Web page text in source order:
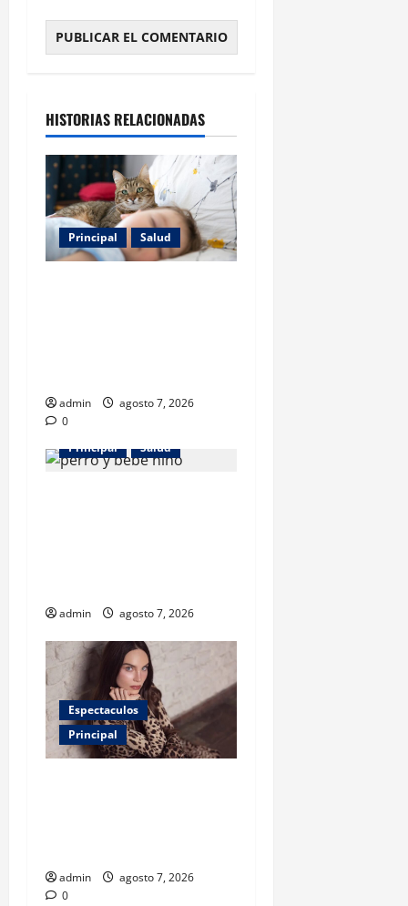
HISTORIAS RELACIONADAS
Principal Salud
admin
agosto 7, 2026
0
Principal
Salud
admin agosto 7, 2026
Espectaculos
Principal
admin
agosto 7, 2026
0